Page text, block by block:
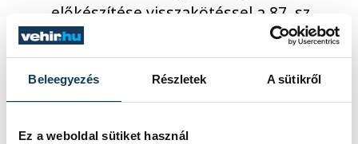
Beleegyezés Részletek A sütikről
Ez a weboldal sütiket használ
előkészítése visszakötéssel a 87. sz.
főútra,
M86 Körmend–Szombathely-Zanat
közötti szakasz előkészítése,
Bük település és M87 autóút közötti
úthálózat fejlesztésének előkészítése,